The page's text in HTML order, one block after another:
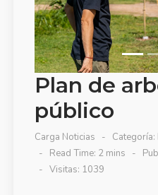
Plan de
público
Carga Noticias Categoría:
Read Time: 2 mins
Visitas: 1039